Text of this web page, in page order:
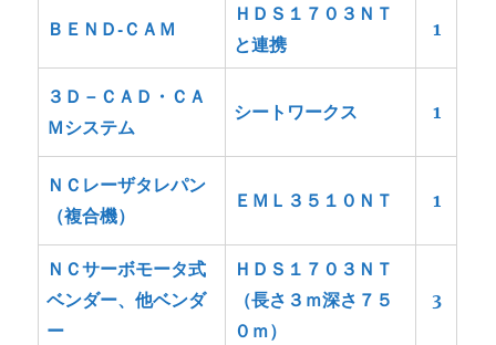
ＢＥＮＤ‐ＣＡＭ
ＨＤＳ１７０３ＮＴ
と連携
1
３Ｄ－ＣＡＤ・ＣＡ
Ｍシステム
シートワークス 1
ＮＣレーザタレパン
（複合機）
ＥＭＬ３５１０ＮＴ 1
ＮＣサーボモータ式
ベンダー、他ベンダ
ー
ＨＤＳ１７０３ＮＴ
（長さ３ｍ深さ７５
０ｍ）
3